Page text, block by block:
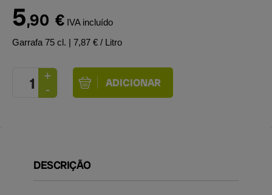
5,90 € IVA incluído
Garrafa 75 cl. | 7,87 € / Litro
DESCRIÇÃO